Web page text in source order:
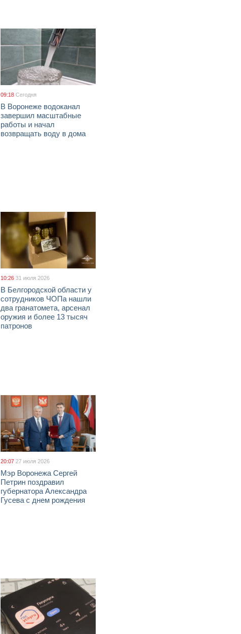
09:18 Сегодня
В Воронеже водоканал
завершил масштабные
работы и начал
возвращать воду в дома
10:26 31 июля 2026
В Белгородской области у
сотрудников ЧОПа нашли
два гранатомета, арсенал
оружия и более 13 тысяч
патронов
20:07 27 июля 2026
Мэр Воронежа Сергей
Петрин поздравил
губернатора Александра
Гусева с днем рождения